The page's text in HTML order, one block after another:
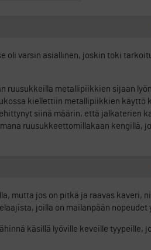
oli varsin asiallinen, joskin toki
ruusukkeilla metallipiikkien sijaan
kiellettiin metallipiikkien käyttö
siinä määrin, että jalkaterien
ruusukkeettomillakaan kengillä,
mutta jos on pitkä ja raavas kaveri,
joilla on mailanpään nopeudet
käsillä lyöville keveille tyypeille,